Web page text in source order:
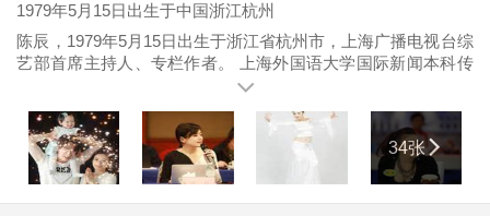
1979年5月15日 出生于中国浙江杭州
陈辰，1979年5月15日出生于浙江省杭州市，上海广播电视台综
艺部首席主持人、专栏作者。 上海外国语大学国际新闻本科传
播学硕士、长江商学院EMBA。曾主持大型选秀栏目《加油好
锋》等。访谈节目《陈辰全明星》，连续担任上海国际电影
节、电视节开闭幕式。中国风尚大典，中国行业领袖论坛，创
业企业家颁奖礼，时尚年度人物颁奖礼等大型活动主持。2005
34张